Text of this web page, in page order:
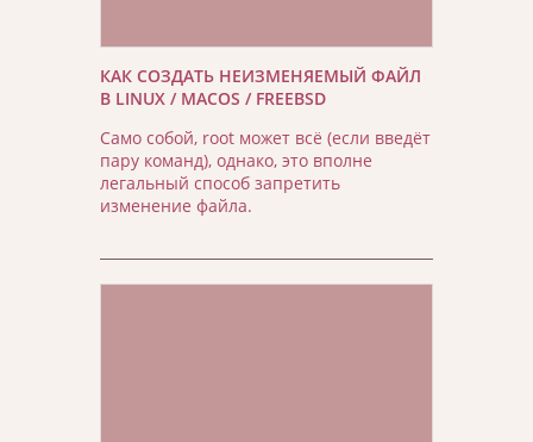
КАК СОЗДАТЬ НЕИЗМЕНЯЕМЫЙ ФАЙЛ
В LINUX / MACOS / FREEBSD
Само собой, root может всё (если введёт
пару команд), однако, это вполне
легальный способ запретить
изменение файла.